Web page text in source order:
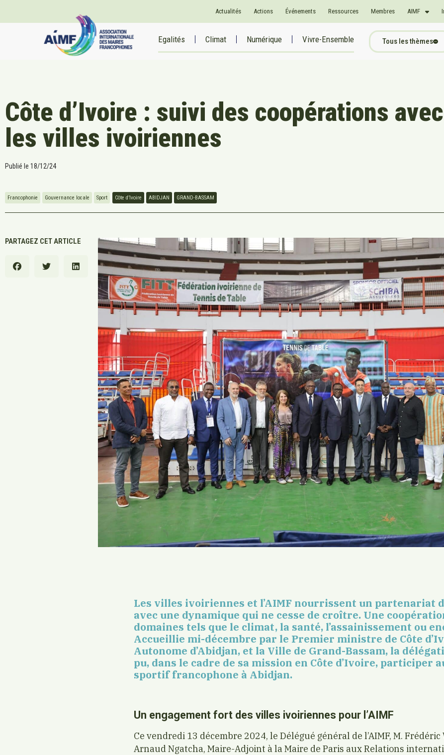
Actualités Actions Événements Ressources Membres AIMF
Egalités Climat Numérique Vivre-Ensemble Tous les thèmes
Côte d’Ivoire : suivi des coopérations avec
les villes ivoiriennes
Publié le 18/12/24
Francophonie Gouvernance locale Sport Côte d’Ivoire ABIDJAN GRAND-BASSAM
PARTAGEZ CET ARTICLE
Les villes ivoiriennes et l’AIMF nourrissent un partenariat
avec une dynamique qui ne cesse de croître. Une
domaines tels que le climat, la santé, l’assainissement ou
Accueillie mi-décembre par le Premier ministre de Côte
Autonome d’Abidjan, et la Ville de Grand-Bassam, la
pu, dans le cadre de sa mission en Côte d’Ivoire,participer
sportif francophone à Abidjan.
Un engagement fort des villes ivoiriennes pour l’AIMF
Ce vendredi 13 décembre 2024, le Délégué général de l’AIMF, M. Frédéric
Arnaud Ngatcha, Maire-Adjoint à la Maire de Paris aux Relations